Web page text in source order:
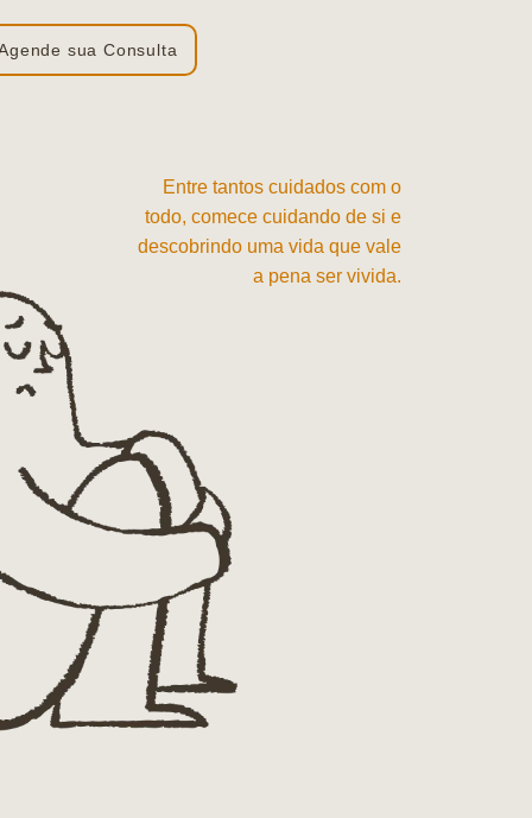
sua Consulta
Entre tantos cuidados com o
todo, comece cuidando de si e
descobrindo uma vida que vale
a pena ser vivida.